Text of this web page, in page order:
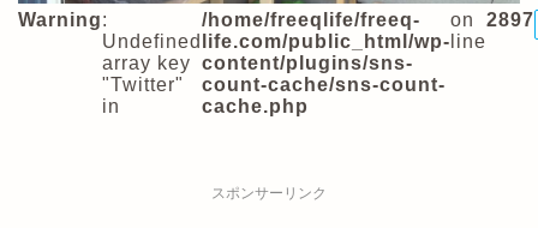
Warning:
Undefined
array key
"Twitter"
in
/home/freeqlife/freeq-
life.com/public_html/wp-
content/plugins/sns-
count-cache/sns-count-
cache.php
on
line
2897
スポンサーリンク